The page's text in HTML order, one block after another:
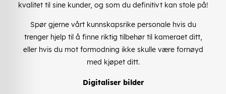
kvalitet til sine kunder, og som du definitivt kan stole på!
Spør gjerne vårt kunnskapsrike personale hvis du
trenger hjelp til å finne riktig tilbehør til kameraet ditt,
eller hvis du mot formodning ikke skulle være fornøyd
med kjøpet ditt.
Digitaliser bilder